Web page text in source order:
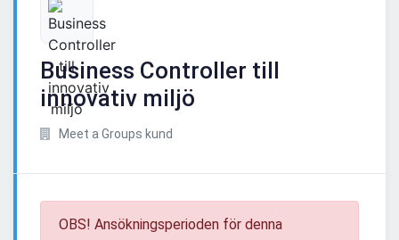
Business Controller till
innovativ miljö
Meet a Groups kund
OBS! Ansökningsperioden för denna